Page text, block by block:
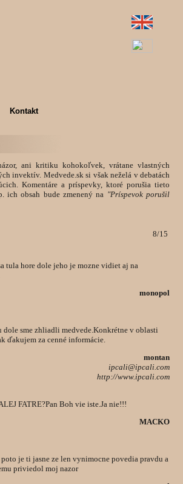
Kontakt
ani kritiku kohokoľvek, vrátane vlastných
invektív. Medvede.sk si však neželá v debatách
Komentáre a príspevky, ktoré porušia tieto
ich obsah bude zmenený na "Príspevok porušil
8/15
tula hore dole jeho je mozne vidiet aj na
monopol
dole sme zhliadli medvede.Konkrétne v oblasti
ďakujem za cenné informácie.
montan
ipcali@ipcali.com
http://www.ipcali.com
FATRE?Pan Boh vie iste.Ja nie!!!
MACKO
je ti jasne ze len vynimocne povedia pravdu a
priviedol moj nazor